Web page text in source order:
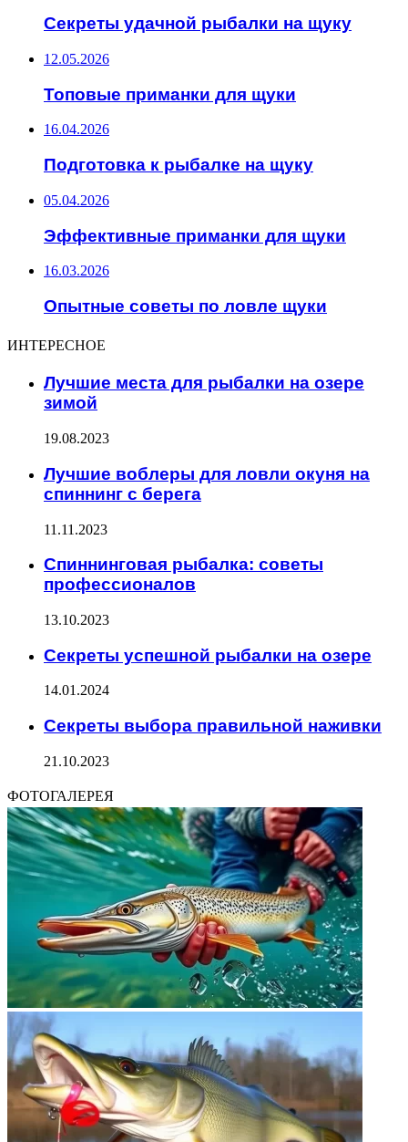
Секреты удачной рыбалки на щуку
12.05.2026
Топовые приманки для щуки
16.04.2026
Подготовка к рыбалке на щуку
05.04.2026
Эффективные приманки для щуки
16.03.2026
Опытные советы по ловле щуки
ИНТЕРЕСНОЕ
Лучшие места для рыбалки на озере
зимой
19.08.2023
Лучшие воблеры для ловли окуня на
спиннинг с берега
11.11.2023
Спиннинговая рыбалка: советы
профессионалов
13.10.2023
Секреты успешной рыбалки на озере
14.01.2024
Секреты выбора правильной наживки
21.10.2023
ФОТОГАЛЕРЕЯ